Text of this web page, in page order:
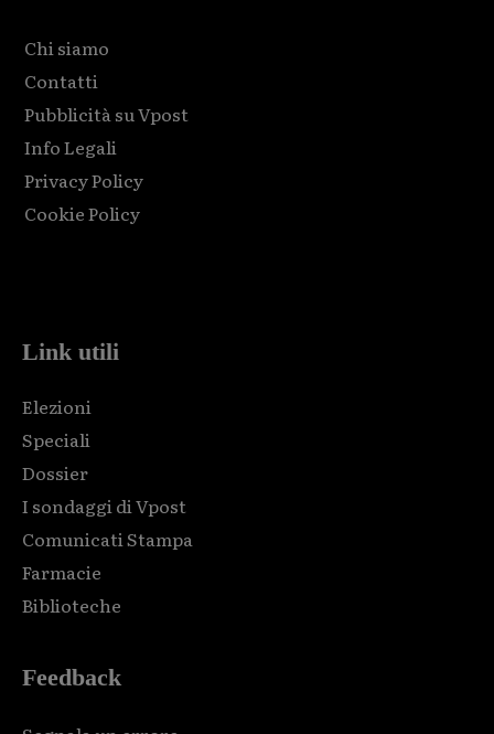
Chi siamo
Contatti
Pubblicità su Vpost
Info Legali
Privacy Policy
Cookie Policy
Link utili
Elezioni
Speciali
Dossier
I sondaggi di Vpost
Comunicati Stampa
Farmacie
Biblioteche
Feedback